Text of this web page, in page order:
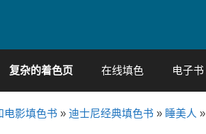
复杂的着色页 在线填色 电子书
电影填色书» 迪士尼经典填色书» 睡美人 »